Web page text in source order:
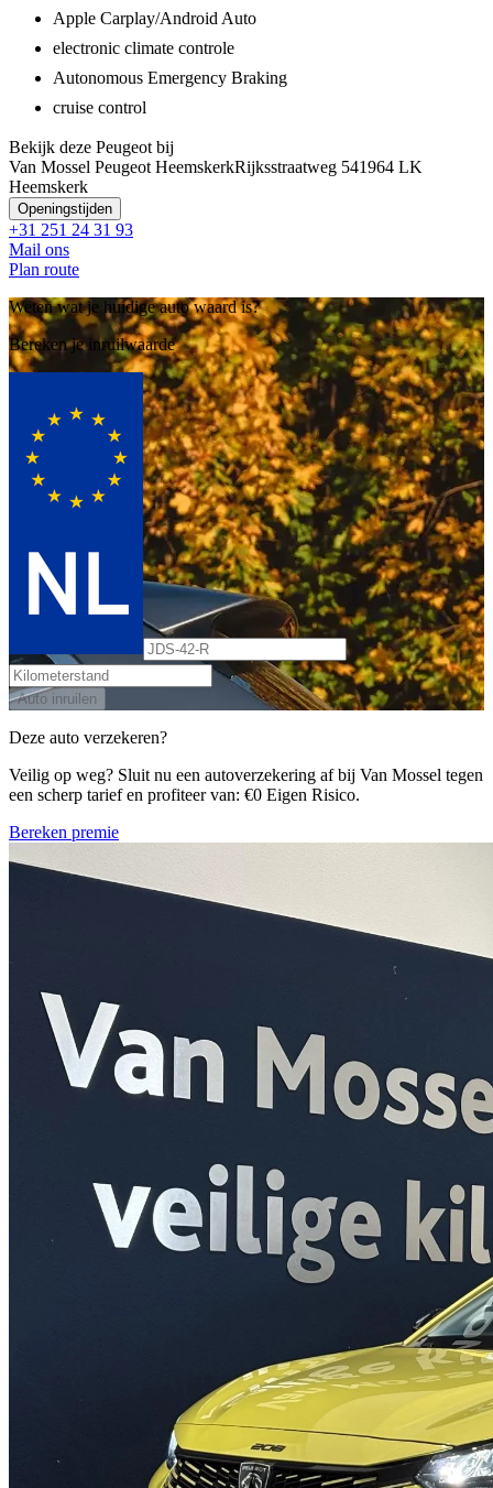
Apple Carplay/Android Auto
electronic climate controle
Autonomous Emergency Braking
cruise control
Bekijk deze Peugeot bij
Van Mossel Peugeot HeemskerkRijksstraatweg 541964 LK
Heemskerk
Openingstijden
+31 251 24 31 93
Mail ons
Plan route
Weten wat je huidige auto waard is?
Bereken je inruilwaarde
Auto inruilen
Deze auto verzekeren?
Veilig op weg? Sluit nu een autoverzekering af bij Van Mossel tegen
een scherp tarief en profiteer van: €0 Eigen Risico.
Bereken premie